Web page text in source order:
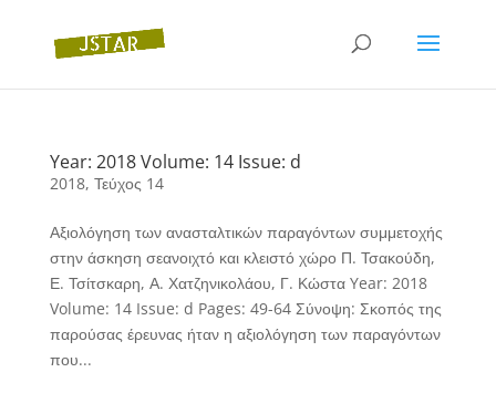
Year: 2018 Volume: 14 Issue: d
2018, Τεύχος 14
Αξιολόγηση των ανασταλτικών παραγόντων συμμετοχής
στην άσκηση σεανοιχτό και κλειστό χώρο Π. Τσακούδη,
Ε. Τσίτσκαρη, Α. Χατζηνικολάου, Γ. Κώστα Year: 2018
Volume: 14 Issue: d Pages: 49-64 Σύνοψη: Σκοπός της
παρούσας έρευνας ήταν η αξιολόγηση των παραγόντων
που...